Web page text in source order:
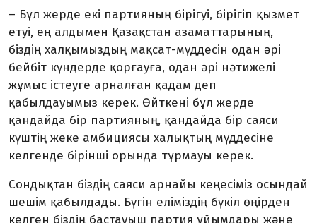
– Бұл жерде екі партияның бірігуі, бірігіп қызмет
етуі, ең алдымен Қазақстан азаматтарының,
біздің халқымыздың мақсат-мүддесін одан әрі
бейбіт күндерде қорғауға, одан әрі нәтижелі
жұмыс істеуге арналған қадам деп
қабылдауымыз керек. Өйткені бұл жерде
қандайда бір партияның, қандайда бір саяси
күштің жеке амбициясы халықтың мүддесіне
келгенде бірінші орында тұрмауы керек.
Сондықтан біздің саяси арнайы кеңесіміз осындай
шешім қабылдады. Бүгін еліміздің бүкіл өңірден
келген біздің бастауыш партия ұйымдары және